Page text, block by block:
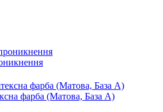
фарба (Матова, База А)